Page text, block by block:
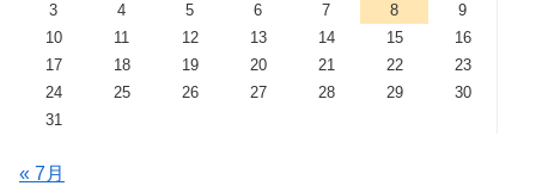
3
4 5 6 7 8
9
10
11 12 13 14 15
16
17
18 19 20 21 22
23
24
25 26 27 28 29
30
31
« 7月